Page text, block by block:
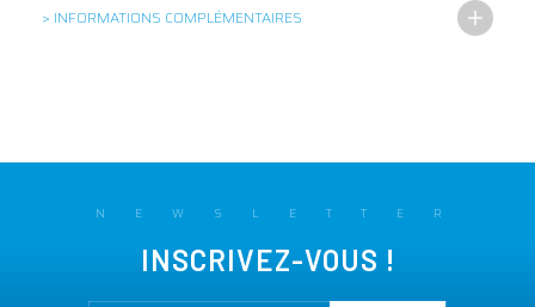
> INFORMATIONS COMPLÉMENTAIRES
NEWSLETTER
INSCRIVEZ-VOUS !